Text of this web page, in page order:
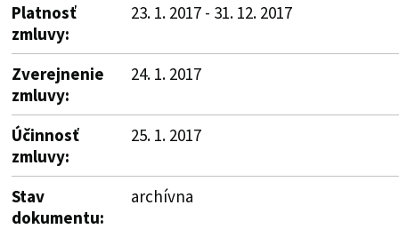
Platnosť
zmluvy:
23. 1. 2017 - 31. 12. 2017
Zverejnenie
zmluvy:
24. 1. 2017
Účinnosť
zmluvy:
25. 1. 2017
Stav
dokumentu:
archívna